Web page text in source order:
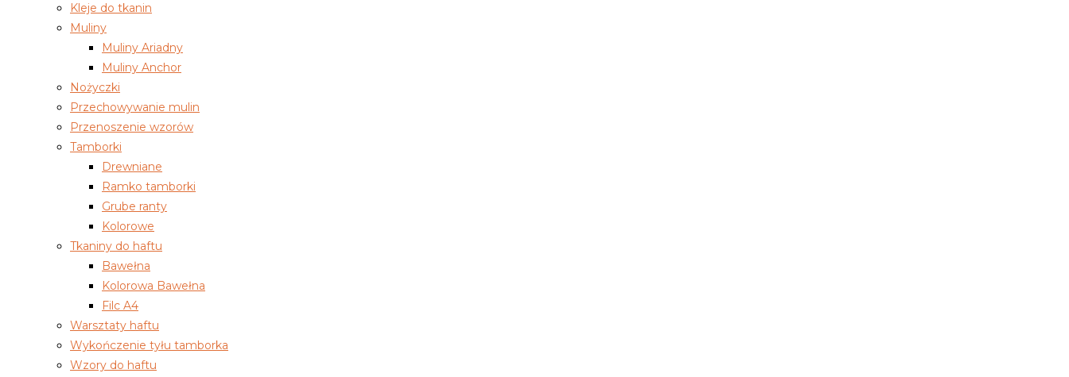
Kleje do tkanin
Muliny
Muliny Ariadny
Muliny Anchor
Nożyczki
Przechowywanie mulin
Przenoszenie wzorów
Tamborki
Drewniane
Ramko tamborki
Grube ranty
Kolorowe
Tkaniny do haftu
Bawełna
Kolorowa Bawełna
Filc A4
Warsztaty haftu
Wykończenie tyłu tamborka
Wzory do haftu